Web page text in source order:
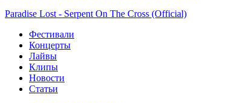
Paradise Lost - Serpent On The Cross (Official)
Фестивали
Концерты
Лайвы
Клипы
Новости
Статьи